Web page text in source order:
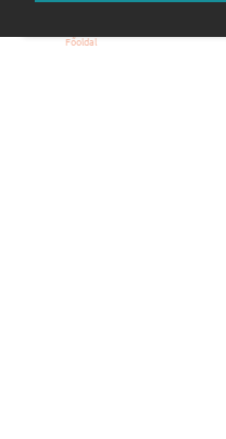
Főoldal